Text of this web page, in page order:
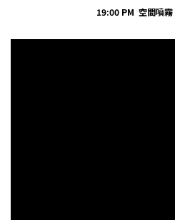
19:00 PM 空間噴霧